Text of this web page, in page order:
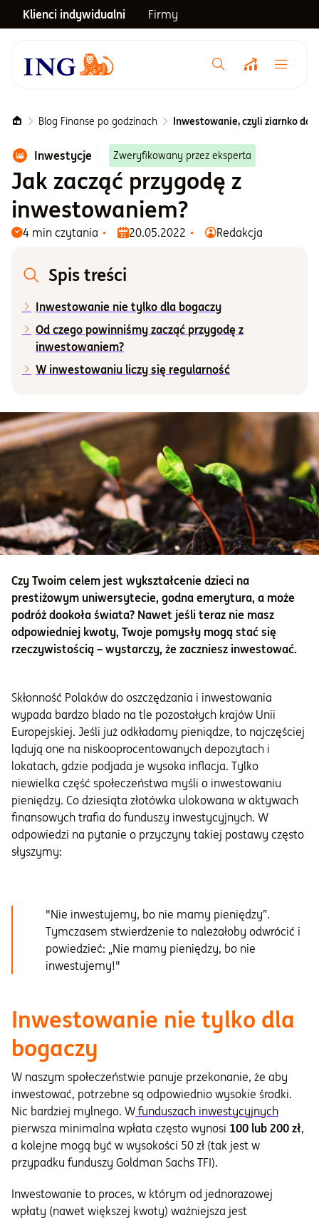
Klienci indywidualni Firmy
Menu główne
Notowania
Emerytura
Inwestycje
Centrum pomocy
Informacje i dokumenty
Otwórz konto
Zaloguj
Blog Finanse po godzinach Inwestowanie, czyli ziarnko do
Inwestycje Zweryfikowany przez eksperta
Jak zacząć przygodę z
inwestowaniem?
4 min czytania 20.05.2022 Redakcja
Spis treści
Inwestowanie nie tylko dla bogaczy
Od czego powinniśmy zacząć przygodę z
inwestowaniem?
W inwestowaniu liczy się regularność
Czy Twoim celem jest wykształcenie dzieci na
prestiżowym uniwersytecie, godna emerytura, a może
podróż dookoła świata? Nawet jeśli teraz nie masz
odpowiedniej kwoty, Twoje pomysły mogą stać się
rzeczywistością – wystarczy, że zaczniesz inwestować.
Skłonność Polaków do oszczędzania i inwestowania
wypada bardzo blado na tle pozostałych krajów Unii
Europejskiej. Jeśli już odkładamy pieniądze, to najczęściej
lądują one na niskooprocentowanych depozytach i
lokatach, gdzie podjada je wysoka inflacja. Tylko
niewielka część społeczeństwa myśli o inwestowaniu
pieniędzy. Co dziesiąta złotówka ulokowana w aktywach
finansowych trafia do funduszy inwestycyjnych. W
odpowiedzi na pytanie o przyczyny takiej postawy często
słyszymy:
"Nie inwestujemy, bo nie mamy pieniędzy”.
Tymczasem stwierdzenie to należałoby odwrócić i
powiedzieć: „Nie mamy pieniędzy, bo nie
inwestujemy!"
Inwestowanie nie tylko dla
bogaczy
W naszym społeczeństwie panuje przekonanie, że aby
inwestować, potrzebne są odpowiednio wysokie środki.
Nic bardziej mylnego. W funduszach inwestycyjnych
pierwsza minimalna wpłata często wynosi 100 lub 200 zł,
a kolejne mogą być w wysokości 50 zł (tak jest w
przypadku funduszy Goldman Sachs TFI).
Inwestowanie to proces, w którym od jednorazowej
wpłaty (nawet większej kwoty) ważniejsza jest